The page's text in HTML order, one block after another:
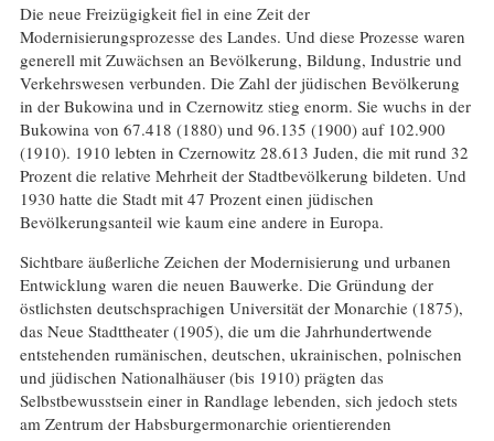
Die neue Freizügigkeit fiel in eine Zeit der
Modernisierungsprozesse des Landes. Und diese Prozesse waren
generell mit Zuwächsen an Bevölkerung, Bildung, Industrie und
Verkehrswesen verbunden. Die Zahl der jüdischen Bevölkerung
in der Bukowina und in Czernowitz stieg enorm. Sie wuchs in der
Bukowina von 67.418 (1880) und 96.135 (1900) auf 102.900
(1910). 1910 lebten in Czernowitz 28.613 Juden, die mit rund 32
Prozent die relative Mehrheit der Stadtbevölkerung bildeten. Und
1930 hatte die Stadt mit 47 Prozent einen jüdischen
Bevölkerungsanteil wie kaum eine andere in Europa.
Sichtbare äußerliche Zeichen der Modernisierung und urbanen
Entwicklung waren die neuen Bauwerke. Die Gründung der
östlichsten deutschsprachigen Universität der Monarchie (1875),
das Neue Stadttheater (1905), die um die Jahrhundertwende
entstehenden rumänischen, deutschen, ukrainischen, polnischen
und jüdischen Nationalhäuser (bis 1910) prägten das
Selbstbewusstsein einer in Randlage lebenden, sich jedoch stets
am Zentrum der Habsburgermonarchie orientierenden